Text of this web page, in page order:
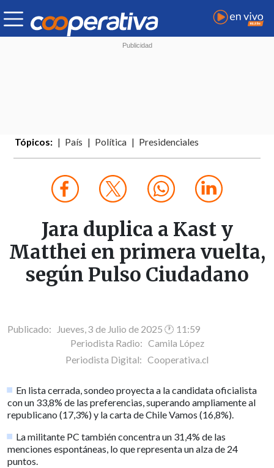
Tópicos: País Política Presidenciales
Jara duplica a Kast y
Matthei en primera vuelta,
según Pulso Ciudadano
Publicado: Jueves, 3 de Julio de 2025 🕐 11:59
Periodista Radio: Camila López
Periodista Digital: Cooperativa.cl
En lista cerrada, sondeo proyecta a la candidata oficialista
con un 33,8% de las preferencias, superando ampliamente al
republicano (17,3%) y la carta de Chile Vamos (16,8%).
La militante PC también concentra un 31,4% de las
menciones espontáneas, lo que representa un alza de 24
puntos.